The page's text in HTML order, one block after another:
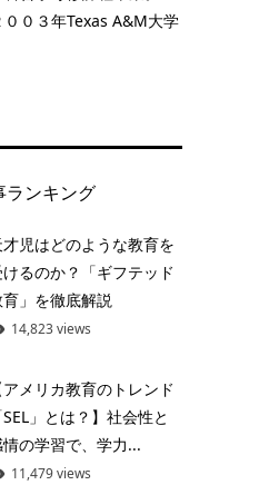
０３年Texas A&M大学
ランキング
才児はどのような教育を
るのか？「ギフテッド
」を徹底解説
14,823 views
アメリカ教育のトレンド
SEL」とは？】社会性と
の学習で、学力...
11,479 views